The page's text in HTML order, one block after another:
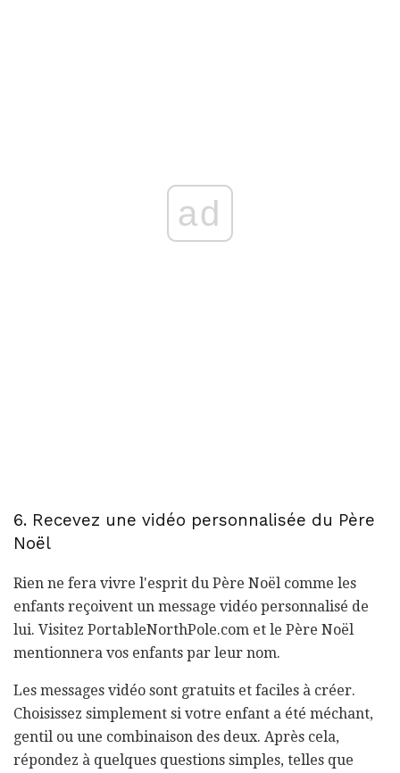
ad
6. Recevez une vidéo personnalisée du Père
Noël
Rien ne fera vivre l'esprit du Père Noël comme les
enfants reçoivent un message vidéo personnalisé de
lui. Visitez PortableNorthPole.com et le Père Noël
mentionnera vos enfants par leur nom.
Les messages vidéo sont gratuits et faciles à créer.
Choisissez simplement si votre enfant a été méchant,
gentil ou une combinaison des deux. Après cela,
répondez à quelques questions simples, telles que